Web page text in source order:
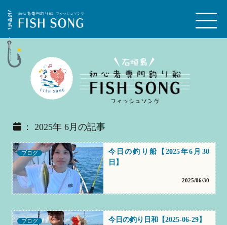
： 2025年 6月の記事
ブログ
今日の釣り船【2025年6月30
日】
2025/06/30
ブログ 今日の釣り日和【2025-06-29】